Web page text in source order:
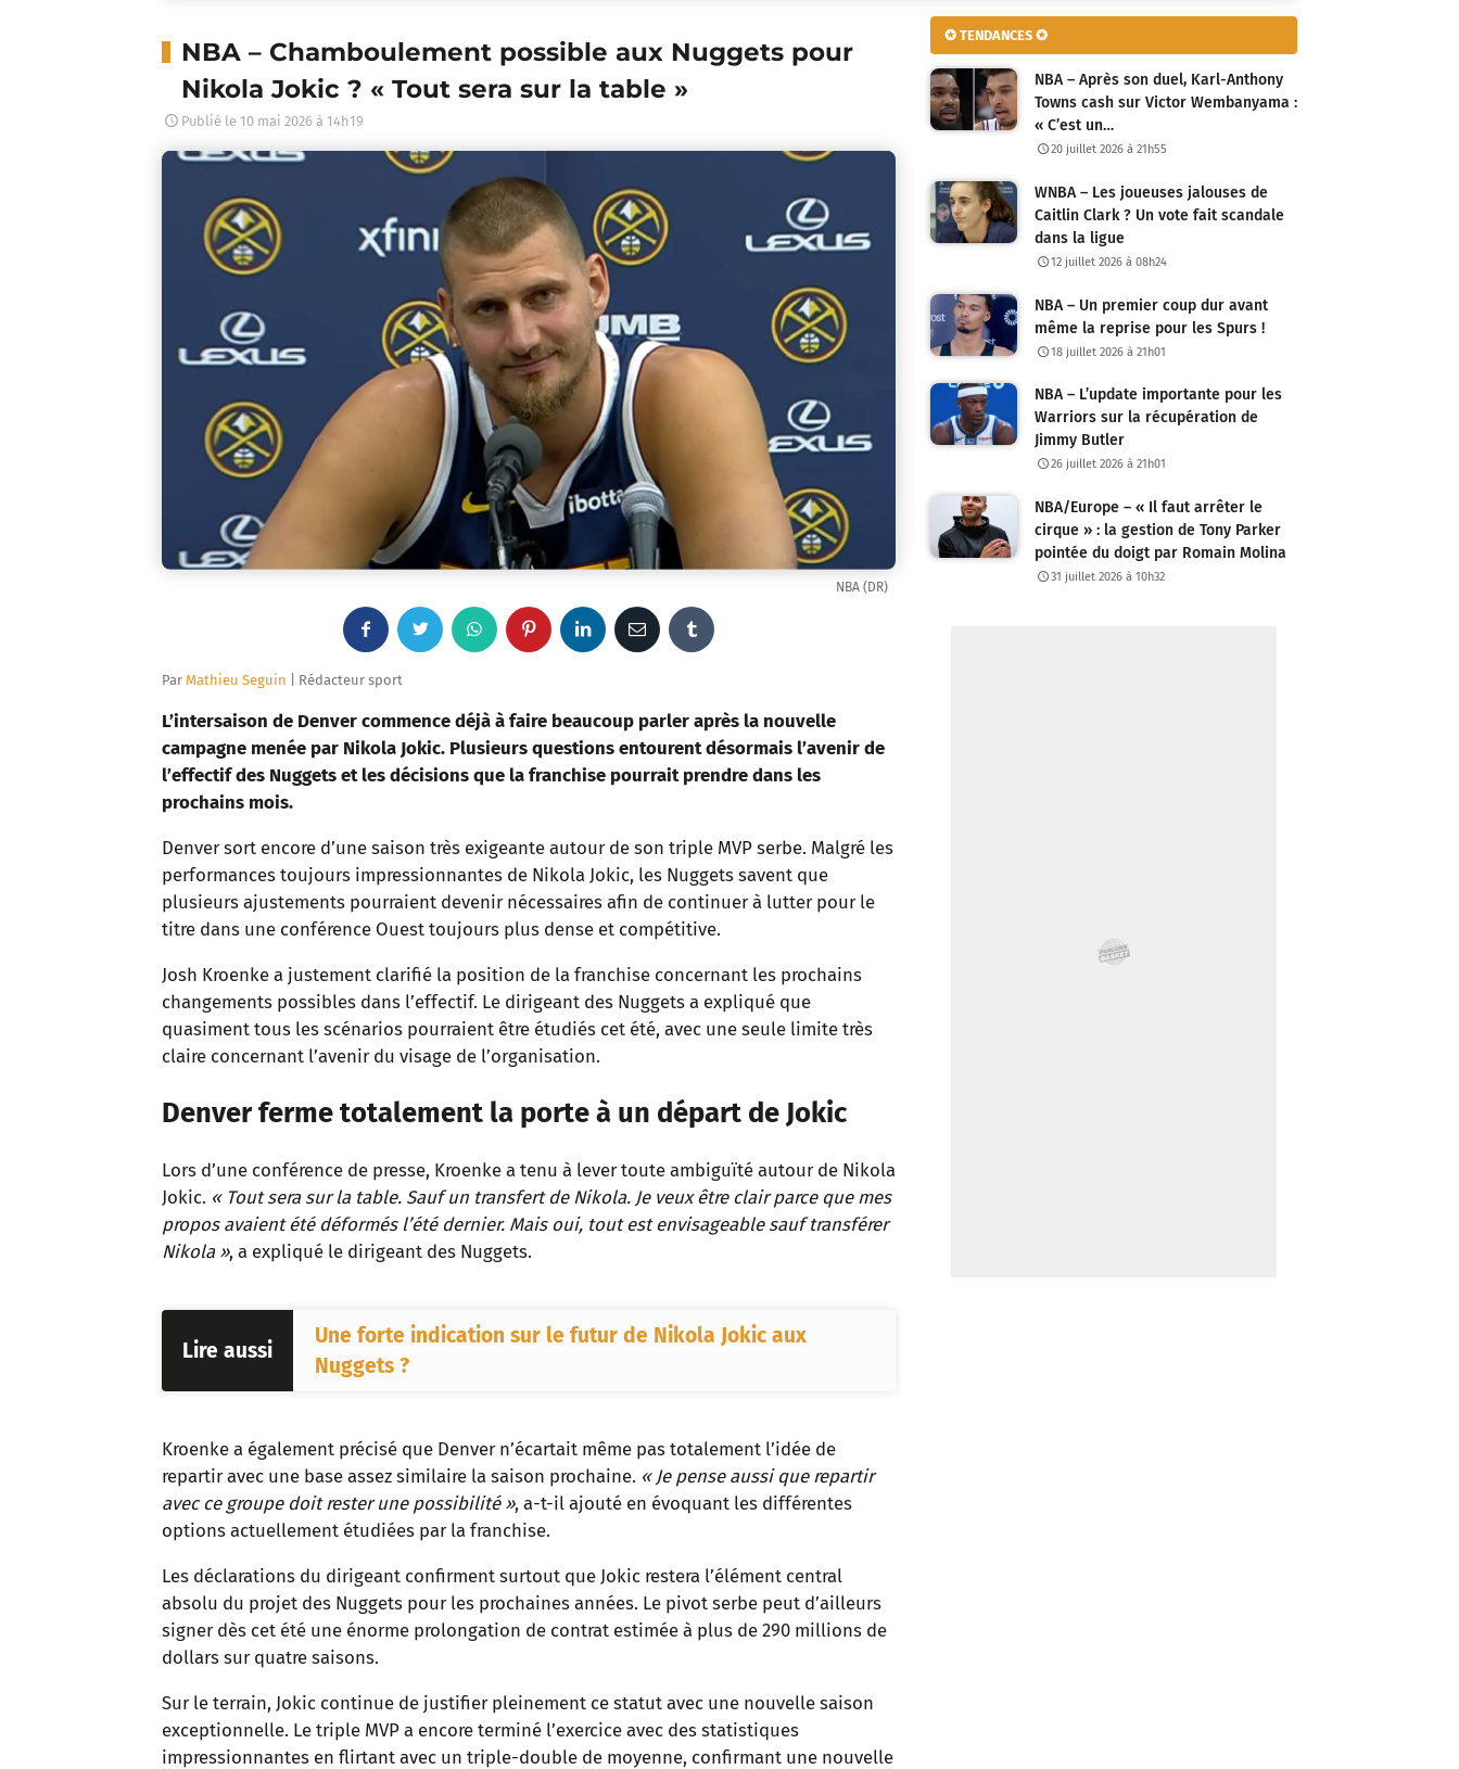
NBA – Chamboulement possible aux Nuggets pour
Nikola Jokic ? « Tout sera sur la table »
Publié le 10 mai 2026 à 14h19
NBA (DR)
a
c
o
o
i
t
e
r
W
a
a
p
P
n
t
r
e
n
d
I
E
a m
r
Par Mathieu Seguin | Rédacteur sport
L’intersaison de Denver commence déjà à faire beaucoup parler après la nouvelle
campagne menée par Nikola Jokic. Plusieurs questions entourent désormais l’avenir de
l’effectif des Nuggets et les décisions que la franchise pourrait prendre dans les
prochains mois.
Denver sort encore d’une saison très exigeante autour de son triple MVP serbe. Malgré les
performances toujours impressionnantes de Nikola Jokic, les Nuggets savent que
plusieurs ajustements pourraient devenir nécessaires afin de continuer à lutter pour le
titre dans une conférence Ouest toujours plus dense et compétitive.
Josh Kroenke a justement clarifié la position de la franchise concernant les prochains
changements possibles dans l’effectif. Le dirigeant des Nuggets a expliqué que
quasiment tous les scénarios pourraient être étudiés cet été, avec une seule limite très
claire concernant l’avenir du visage de l’organisation.
Denver ferme totalement la porte à un départ de Jokic
Lors d’une conférence de presse, Kroenke a tenu à lever toute ambiguïté autour de Nikola
Jokic. « Tout sera sur la table. Sauf un transfert de Nikola. Je veux être clair parce que mes
propos avaient été déformés l’été dernier. Mais oui, tout est envisageable sauf transférer
Nikola », a expliqué le dirigeant des Nuggets.
Lire aussi
Une forte indication sur le futur de Nikola Jokic aux
Nuggets ?
Kroenke a également précisé que Denver n’écartait même pas totalement l’idée de
repartir avec une base assez similaire la saison prochaine. « Je pense aussi que repartir
avec ce groupe doit rester une possibilité », a-t-il ajouté en évoquant les différentes
options actuellement étudiées par la franchise.
Les déclarations du dirigeant confirment surtout que Jokic restera l’élément central
absolu du projet des Nuggets pour les prochaines années. Le pivot serbe peut d’ailleurs
signer dès cet été une énorme prolongation de contrat estimée à plus de 290 millions de
dollars sur quatre saisons.
Sur le terrain, Jokic continue de justifier pleinement ce statut avec une nouvelle saison
exceptionnelle. Le triple MVP a encore terminé l’exercice avec des statistiques
impressionnantes en flirtant avec un triple-double de moyenne, confirmant une nouvelle
✪ TENDANCES ✪
NBA – Après son duel, Karl-Anthony
Towns cash sur Victor Wembanyama :
« C’est un…
20 juillet 2026 à 21h55
WNBA – Les joueuses jalouses de
Caitlin Clark ? Un vote fait scandale
dans la ligue
12 juillet 2026 à 08h24
NBA – Un premier coup dur avant
même la reprise pour les Spurs !
18 juillet 2026 à 21h01
NBA – L’update importante pour les
Warriors sur la récupération de
Jimmy Butler
26 juillet 2026 à 21h01
NBA/Europe – « Il faut arrêter le
cirque » : la gestion de Tony Parker
pointée du doigt par Romain Molina
31 juillet 2026 à 10h32